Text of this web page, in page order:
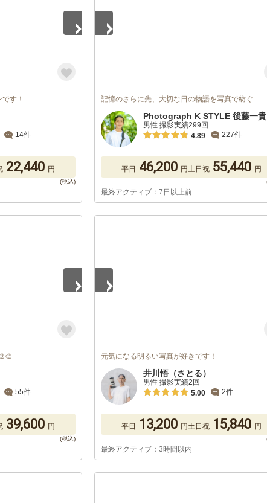
す！
14件
22,440 円
記憶のさらに先、大切な日の物語を写真で紡ぐ
Photograph K STYLE 後藤一貴
男性 撮影実績299回
4.89
227件
平日 46,200 円土日祝 55,440 円
最終アクティブ：7日以上前
55件
39,600 円
元気になる明るい写真が好きです！
井川悟（さとる）
男性 撮影実績2回
5.00
2件
平日 13,200 円土日祝 15,840 円
最終アクティブ：3時間以内